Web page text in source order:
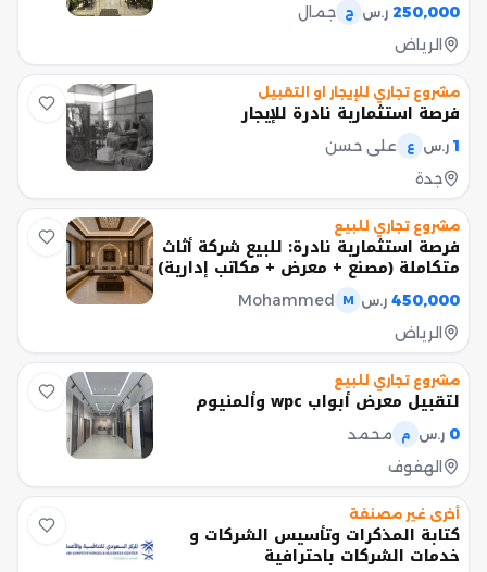
250,000 ر.س ج
جمال
الرياض
مشروع تجاري للإيجار او التقبيل
فرصة استثمارية نادرة للإيجار
1 ر.س ع
علي حسن
جدة
مشروع تجاري للبيع
فرصة استثمارية نادرة: للبيع شركة أثاث
متكاملة (مصنع + معرض + مكاتب إدارية)
450,000 ر.س M
Mohammed
الرياض
مشروع تجاري للبيع
لتقبيل معرض أبواب wpc وألمنيوم
0 ر.س م
محمد
الهفوف
أخرى غير مصنفة
كتابة المذكرات وتأسيس الشركات و
خدمات الشركات باحترافية